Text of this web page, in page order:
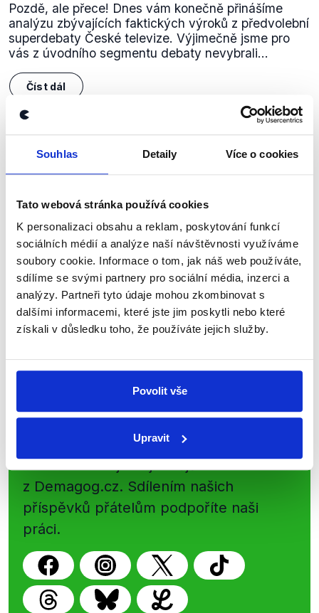
Souhlas Detaily Více o cookies
Tato webová stránka používá cookies
K personalizaci obsahu a reklam, poskytování funkcí
sociálních médií a analýze naší návštěvnosti využíváme
soubory cookie. Informace o tom, jak náš web používáte,
sdílíme se svými partnery pro sociální média, inzerci a
analýzy. Partneři tyto údaje mohou zkombinovat s
dalšími informacemi, které jste jim poskytli nebo které
získali v důsledku toho, že používáte jejich služby.
Povolit vše
Upravit
Pozdě, ale přece! Dnes vám konečně přinášíme
analýzu zbývajících faktických výroků z předvolební
superdebaty České televize. Výjimečně jsme pro
vás z úvodního segmentu debaty nevybrali...
Číst dál
Zůstaňme v kontaktu
newsletteru nebowhatsappového
kanálu, kde pravidelně přinášíme
shrnutí nejzajímavějších článků a analýz.
Začněte nás odebírat, a mějte tak
přehled o tom, jaké dezinformace a
nepravdy se zrovna v Česku šíří.
Newsletter WhatsApp
Nenechte si ujít nejnovější události
z Demagog.cz. Sdílením našich
příspěvků přátelům podpoříte naši
práci.